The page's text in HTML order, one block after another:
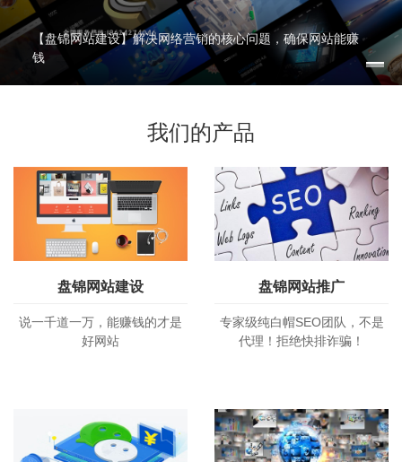
【盘锦网站建设】解决网络营销的核心问题，确保网站能赚
钱
我们的产品
盘锦网站建设
说一千道一万，能赚钱的才是
好网站
盘锦网站推广
专家级纯白帽SEO团队，不是
代理！拒绝快排诈骗！